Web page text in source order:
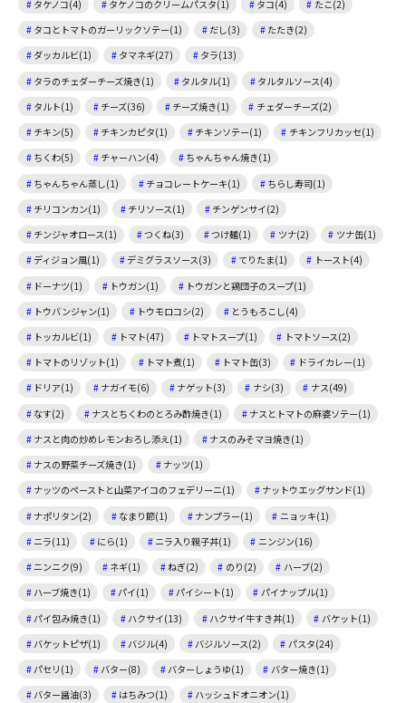
タケノコ(4) タケノコのクリームパスタ(1) タコ(4)
たこ(2)
タコとトマトのガーリックソテー(1)
だし(3)
たたき(2)
ダッカルビ(1)
タマネギ(27)
タラ(13)
タラのチェダーチーズ焼き(1)
タルタル(1)
タルタルソース(4)
タルト(1)
チーズ(36) チーズ焼き(1)
チェダーチーズ(2)
チキン(5)
チキンカピタ(1) チキンソテー(1)
チキンフリカッセ(1)
ちくわ(5)
チャーハン(4)
ちゃんちゃん焼き(1)
ちゃんちゃん蒸し(1)
チョコレートケーキ(1)
ちらし寿司(1)
チリコンカン(1)
チリソース(1)
チンゲンサイ(2)
チンジャオロース(1)
つくね(3) つけ麺(1) ツナ(2)
ツナ缶(1)
ディジョン風(1)
デミグラスソース(3) てりたま(1)
トースト(4)
ドーナツ(1)
トウガン(1)
トウガンと鶏団子のスープ(1)
トウバンジャン(1)
トウモロコシ(2)
とうもろこし(4)
トッカルビ(1)
トマト(47) トマトスープ(1)
トマトソース(2)
トマトのリゾット(1)
トマト煮(1) トマト缶(3)
ドライカレー(1)
ドリア(1)
ナガイモ(6) ナゲット(3) ナシ(3)
ナス(49)
なす(2)
ナスとちくわのとろみ酢焼き(1)
ナスとトマトの麻婆ソテー(1)
ナスと肉の炒めレモンおろし添え(1)
ナスのみそマヨ焼き(1)
ナスの野菜チーズ焼き(1)
ナッツ(1)
ナッツのペーストと山菜アイコのフェデリーニ(1)
ナットウエッグサンド(1)
ナポリタン(2)
なまり節(1) ナンプラー(1)
ニョッキ(1)
ニラ(11)
にら(1) ニラ入り親子丼(1)
ニンジン(16)
ニンニク(9)
ネギ(1) ねぎ(2) のり(2)
ハーブ(2)
ハーブ焼き(1)
パイ(1) パイシート(1)
パイナップル(1)
パイ包み焼き(1)
ハクサイ(13) ハクサイ牛すき丼(1)
バケット(1)
バケットピザ(1)
バジル(4) バジルソース(2)
パスタ(24)
パセリ(1)
バター(8) バターしょうゆ(1)
バター焼き(1)
バター醤油(3)
はちみつ(1)
ハッシュドオニオン(1)